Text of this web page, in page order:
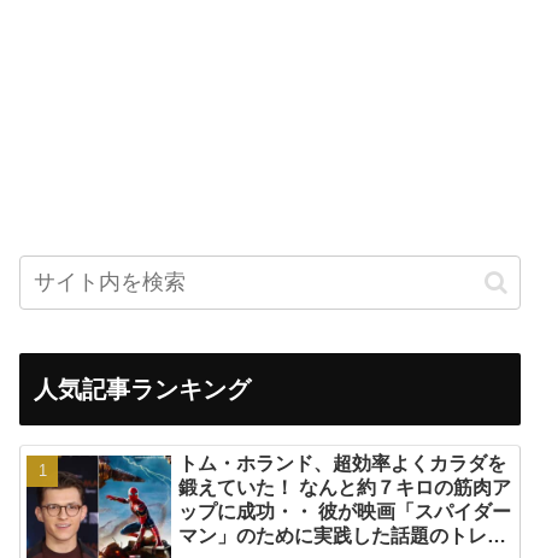
人気記事ランキング
トム・ホランド、超効率よくカラダを
鍛えていた！ なんと約７キロの筋肉ア
ップに成功・・ 彼が映画「スパイダー
マン」のために実践した話題のトレー